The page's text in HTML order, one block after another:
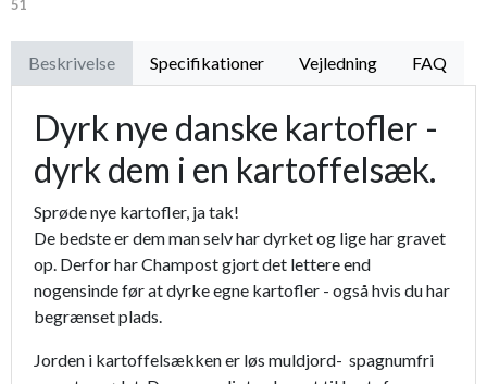
51
Beskrivelse Specifikationer Vejledning FAQ
Dyrk nye danske kartofler -
dyrk dem i en kartoffelsæk.
Sprøde nye kartofler, ja tak!
De bedste er dem man selv har dyrket og lige har gravet
op. Derfor har Champost gjort det lettere end
nogensinde før at dyrke egne kartofler - også hvis du har
begrænset plads.
Jorden i kartoffelsækken er løs muldjord- spagnumfri